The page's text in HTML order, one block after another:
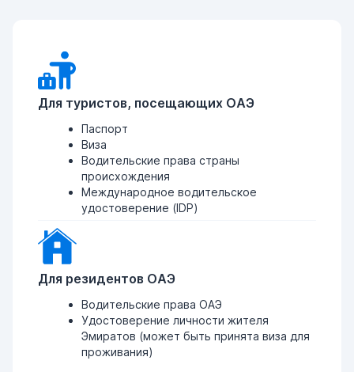
Для туристов, посещающих ОАЭ
Паспорт
Виза
Водительские права страны
происхождения
Международное водительское
удостоверение (IDP)
Для резидентов ОАЭ
Водительские права ОАЭ
Удостоверение личности жителя
Эмиратов (может быть принята виза для
проживания)